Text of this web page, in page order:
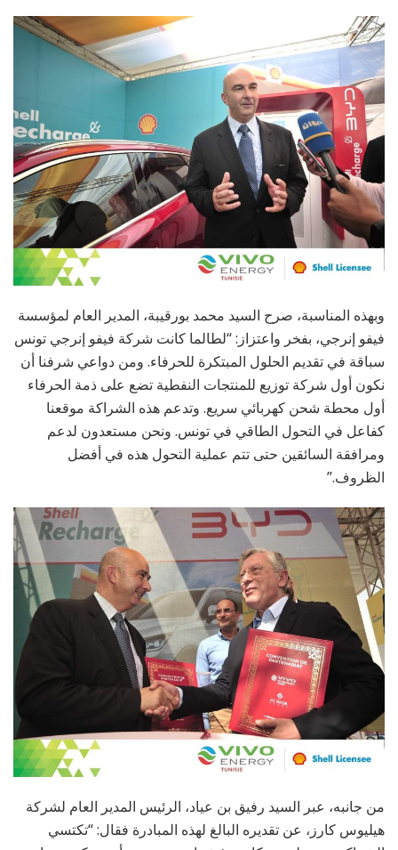
وبهذه المناسبة، صرح السيد محمد بورقيبة، المدير العام لمؤسسة
فيفو إنرجي، بفخر واعتزاز: “لطالما كانت شركة فيفو إنرجي تونس
سباقة في تقديم الحلول المبتكرة للحرفاء. ومن دواعي شرفنا أن
نكون أول شركة توزيع للمنتجات النفطية تضع على ذمة الحرفاء
أول محطة شحن كهربائي سريع. وتدعم هذه الشراكة موقعنا
كفاعل في التحول الطاقي في تونس. ونحن مستعدون لدعم
ومرافقة السائقين حتى تتم عملية التحول هذه في أفضل
الظروف.”
من جانبه، عبر السيد رفيق بن عياد، الرئيس المدير العام لشركة
هيليوس كارز، عن تقديره البالغ لهذه المبادرة فقال: “تكتسي